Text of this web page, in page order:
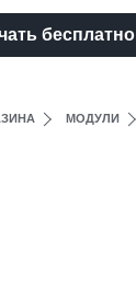
бесплатно
МОДУЛИ